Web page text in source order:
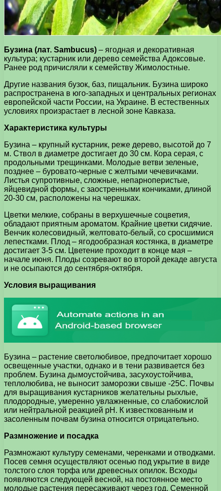
Бузина (лат. Sambucus) – ягодная и декоративная
культура; кустарник или дерево семейства Адоксовые.
Ранее род причисляли к семейству Жимолостные.
Другие названия бузок, баз, пищальник. Бузина широко
распространена в юго-западных и центральных регионах
европейской части России, на Украине. В естественных
условиях произрастает в лесной зоне Кавказа.
Характеристика культуры
Бузина – крупный кустарник, реже дерево, высотой до 7
м. Ствол в диаметре достигает до 30 см. Кора серая, с
продольными трещинками. Молодые ветви зеленые,
позднее – буровато-черные с желтыми чечевичками.
Листья супротивные, сложные, непарноперистые,
яйцевидной формы, с заостренными кончиками, длиной
20-30 см, расположены на черешках.
Цветки мелкие, собраны в верхушечные соцветия,
обладают приятным ароматом. Крайние цветки сидячие.
Венчик колесовидный, желтовато-белый, со сросшимися
лепестками. Плод – ягодообразная костянка, в диаметре
достигает 3-5 см. Цветение проходит в конце мая –
начале июня. Плоды созревают во второй декаде августа
и не осыпаются до сентября-октября.
Условия выращивания
Бузина – растение светолюбивое, предпочитает хорошо
освещенные участки, однако и в тени развивается без
проблем. Бузина дымоустойчива, засухоустойчива,
теплолюбива, не выносит заморозки свыше -25С. Почвы
для выращивания кустарников желательны рыхлые,
плодородные, умеренно увлажненные, со слабокислой
или нейтральной реакцией рН. К известкованным и
засоленным почвам бузина относится отрицательно.
Размножение и посадка
Размножают культуру семенами, черенками и отводками.
Посев семня осуществляют осенью под укрытие в виде
толстого слоя торфа или древесных опилок. Всходы
появляются следующей весной, на постоянное место
молодые растения пересаживают через год. Семенной